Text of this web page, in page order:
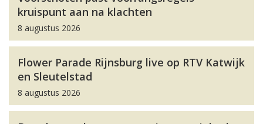
kruispunt aan na klachten
8 augustus 2026
Flower Parade Rijnsburg live op RTV Katwijk
en Sleutelstad
8 augustus 2026